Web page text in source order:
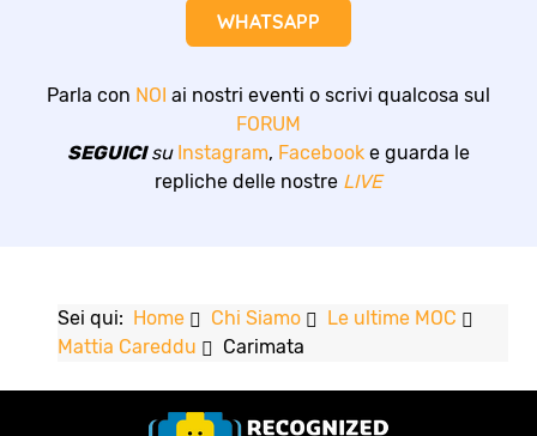
WHATSAPP
Parla con NOI ai nostri eventi o scrivi qualcosa sul
FORUM
SEGUICIsu Instagram, Facebook e guarda le
repliche delle nostre LIVE
Sei qui: Home Chi Siamo
Le ultime MOC
Mattia Careddu
Carimata